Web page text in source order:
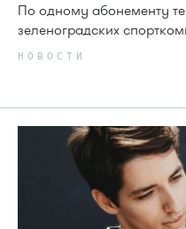
По одному абонементу
зеленоградских
НОВОСТИ